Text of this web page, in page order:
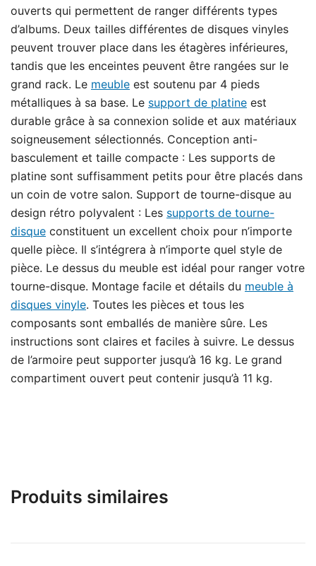
ouverts qui permettent de ranger différents types
d’albums. Deux tailles différentes de disques vinyles
peuvent trouver place dans les étagères inférieures,
tandis que les enceintes peuvent être rangées sur le
grand rack. Le meuble est soutenu par 4 pieds
métalliques à sa base. Le support de platine est
durable grâce à sa connexion solide et aux matériaux
soigneusement sélectionnés. Conception anti-
basculement et taille compacte : Les supports de
platine sont suffisamment petits pour être placés dans
un coin de votre salon. Support de tourne-disque au
design rétro polyvalent : Les supports de tourne-
disque constituent un excellent choix pour n’importe
quelle pièce. Il s’intégrera à n’importe quel style de
pièce. Le dessus du meuble est idéal pour ranger votre
tourne-disque. Montage facile et détails du meuble à
disques vinyle. Toutes les pièces et tous les
composants sont emballés de manière sûre. Les
instructions sont claires et faciles à suivre. Le dessus
de l’armoire peut supporter jusqu’à 16 kg. Le grand
compartiment ouvert peut contenir jusqu’à 11 kg.
Produits similaires